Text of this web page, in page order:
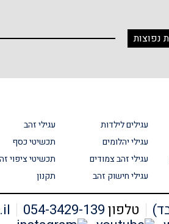
נפוצות
עגילים לילדות
עגילי יהלומים
עגילי זהב צמודים
עגילי חישוק זהב
עגילי זהב
תכשיטי כסף
תכשיטי ציפוי
תקנון
טלפון054-3429-139